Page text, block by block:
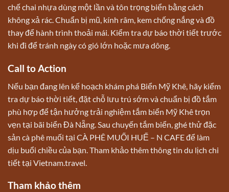
chế chai nhựa dùng một lần và tôn trọng biển bằng cách
không xả rác. Chuẩn bị mũ, kính râm, kem chống nắng và đồ
thay để hành trình thoải mái. Kiểm tra dự báo thời tiết trước
khi đi để tránh ngày có gió lớn hoặc mưa dông.
Call to Action
Nếu bạn đang lên kế hoạch khám phá Biển Mỹ Khê, hãy kiểm
tra dự báo thời tiết, đặt chỗ lưu trú sớm và chuẩn bị đồ tắm
phù hợp để tận hưởng trải nghiệm tắm biển Mỹ Khê trọn
vẹn tại bãi biển Đà Nẵng. Sau chuyến tắm biển, ghé thử đặc
sản cà phê muối tại CÀ PHÊ MUỐI HUẾ – N CAFEđể làm
dịu buổi chiều của bạn. Tham khảo thêm thông tin du lịch chi
tiết tại Vietnam.travel
Tham khảo thêm